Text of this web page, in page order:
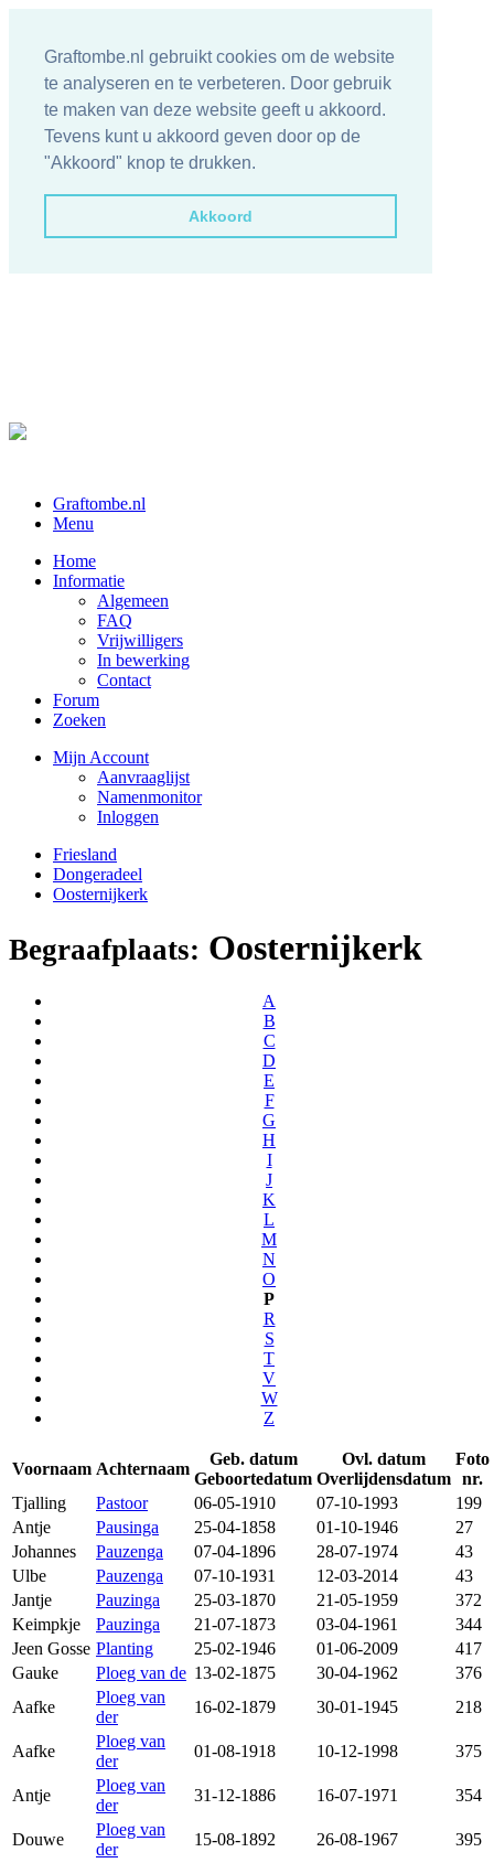
Graftombe.nl gebruikt cookies om de website
te analyseren en te verbeteren. Door gebruik
te maken van deze website geeft u akkoord.
Tevens kunt u akkoord geven door op de
"Akkoord" knop te drukken.
Akkoord
Graftombe.nl
Menu
Home
Informatie
Algemeen
FAQ
Vrijwilligers
In bewerking
Contact
Forum
Zoeken
Mijn Account
Aanvraaglijst
Namenmonitor
Inloggen
Friesland
Dongeradeel
Oosternijkerk
Begraafplaats: Oosternijkerk
A
B
C
D
E
F
G
H
I
J
K
L
M
N
O
P
R
S
T
V
W
Z
Voornaam Achternaam
Geb. datum
Geboortedatum
Ovl. datum
Overlijdensdatum
Foto
nr.
Tjalling
Pastoor 06-05-1910 07-10-1993
199
Antje
Pausinga 25-04-1858 01-10-1946
27
Johannes
Pauzenga 07-04-1896 28-07-1974
43
Ulbe
Pauzenga 07-10-1931 12-03-2014
43
Jantje
Pauzinga 25-03-1870 21-05-1959
372
Keimpkje
Pauzinga 21-07-1873 03-04-1961
344
Jeen Gosse Planting 25-02-1946 01-06-2009
417
Gauke
Ploeg van de 13-02-1875 30-04-1962
376
Aafke
Ploeg van
der
16-02-1879 30-01-1945 218
Aafke
Ploeg van
der
01-08-1918 10-12-1998 375
Antje
Ploeg van
der
31-12-1886 16-07-1971 354
Douwe
Ploeg van
der
15-08-1892 26-08-1967 395